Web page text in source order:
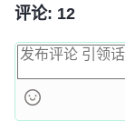
评论: 12